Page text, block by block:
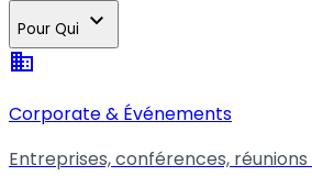
Pour Qui expand_more
business
Corporate & Événements
Entreprises, conférences,